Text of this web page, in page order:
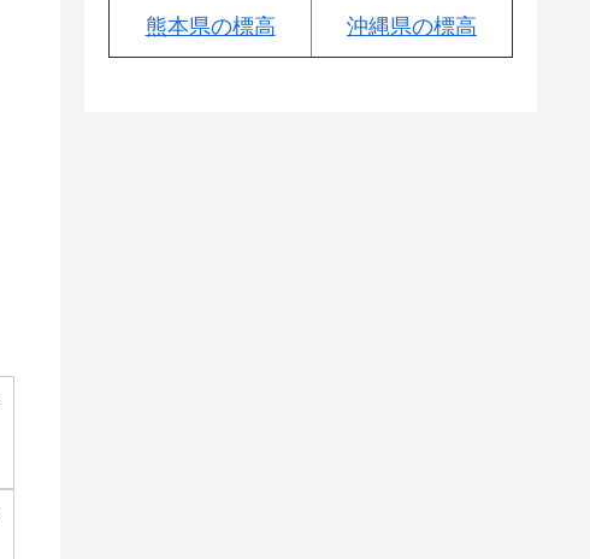
熊本県の標高 沖縄県の標高